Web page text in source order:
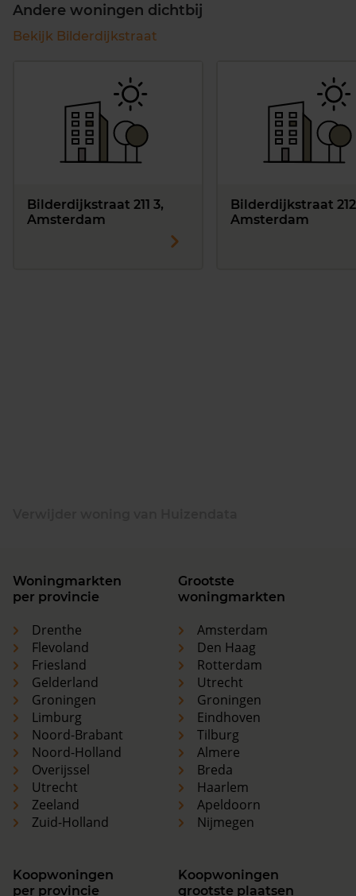
Andere woningen dichtbij
Bekijk Bilderdijkstraat
Bilderdijkstraat 211 3,
Amsterdam
Bilderdijkstraat
Amsterdam
Woningmarkten
per provincie
Drenthe
Flevoland
Friesland
Gelderland
Groningen
Limburg
Noord-Brabant
Noord-Holland
Overijssel
Utrecht
Zeeland
Zuid-Holland
Grootste
woningmarkten
Amsterdam
Den Haag
Rotterdam
Utrecht
Groningen
Eindhoven
Tilburg
Almere
Breda
Haarlem
Apeldoorn
Nijmegen
Koopwoningen
per provincie
Koopwoningen
grootste plaatsen